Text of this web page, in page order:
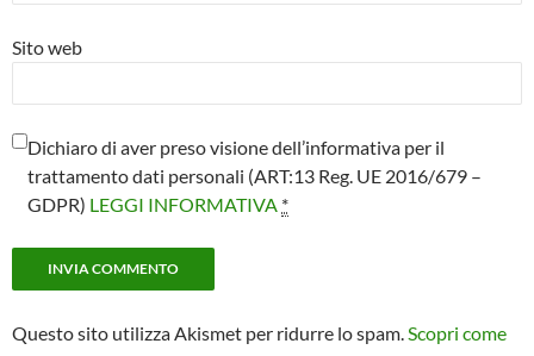
Sito web
Dichiaro di aver preso visione dell’informativa per il
trattamento dati personali (ART:13 Reg. UE 2016/679 –
GDPR) LEGGI INFORMATIVA *
Questo sito utilizza Akismet per ridurre lo spam.Scopri come